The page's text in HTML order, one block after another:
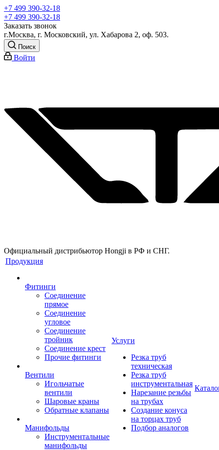
+7 499 390-32-18
+7 499 390-32-18
Заказать звонок
г.Москва, г. Московский, ул. Хабарова 2, оф. 503.
Поиск
Войти
Официальный дистрибьютор Hongji в РФ и СНГ.
Продукция
Фитинги
Соединение
прямое
Соединение
угловое
Соединение
тройник
Соединение крест
Прочие фитинги
Вентили
Игольчатые
вентили
Шаровые краны
Обратные клапаны
Манифольды
Инструментальные
манифольды
Услуги
Резка труб
техническая
Резка труб
инструментальная
Нарезание резьбы
на трубах
Создание конуса
на торцах труб
Подбор аналогов